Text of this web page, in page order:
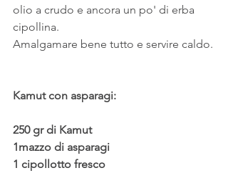
olio a crudo e ancora un po' di erba
cipollina.
Amalgamare bene tutto e servire caldo.
Kamut con asparagi:
250 gr di Kamut
1mazzo di asparagi
1 cipollotto fresco